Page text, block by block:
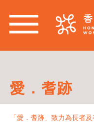
愛．耆跡
「愛．耆跡」致力為長者